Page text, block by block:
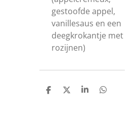
gestoofde appel,
vanillesaus en een
deegkrokantje met
rozijnen)
D
D
S
D